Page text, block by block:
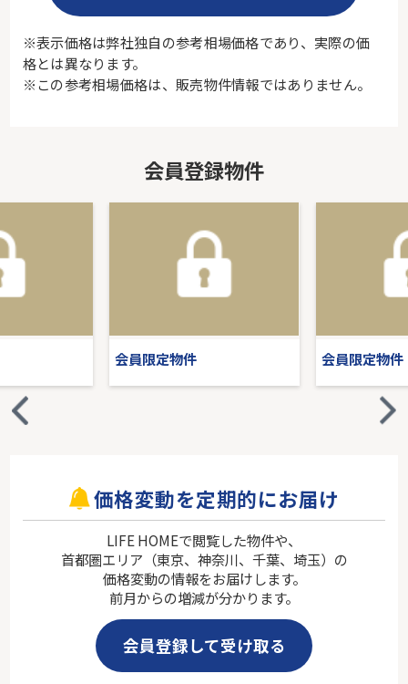
※表示価格は弊社独自の参考相場価格であり、実際の価
格とは異なります。
※この参考相場価格は、販売物件情報ではありません。
会員登録物件
会員限定物件 会員限定物件
価格変動を定期的にお届け
LIFE HOMEで閲覧した物件や、
首都圏エリア（東京、神奈川、千葉、埼玉）の
価格変動の情報をお届けします。
前月からの増減が分かります。
会員登録して受け取る